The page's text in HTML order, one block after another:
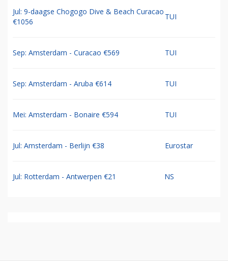
Jul: 9-daagse Chogogo Dive & Beach Curacao
€1056
TUI
Sep: Amsterdam - Curacao €569 TUI
Sep: Amsterdam - Aruba €614 TUI
Mei: Amsterdam - Bonaire €594 TUI
Jul: Amsterdam - Berlijn €38 Eurostar
Jul: Rotterdam - Antwerpen €21 NS